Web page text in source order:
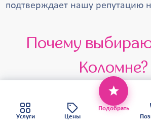
подтверждает нашу репутацию
Почему выбирают нас в
Коломне?
Опыт: Мы провели более
мероприятий и работаем
Этот веб-сайт использует файлы cookie,
чтобы обеспечить вам наилучший
Политика конфиденциальности
Карта сайта
Услуги Цены
Подобрать